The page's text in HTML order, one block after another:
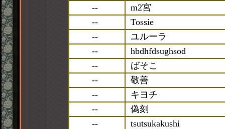
--
m2宮
--
Tossie
--
ユルーラ
--
hbdhfdsughsod
--
ばそこ
--
敬善
--
キヨチ
--
偽刻
--
tsutsukakushi